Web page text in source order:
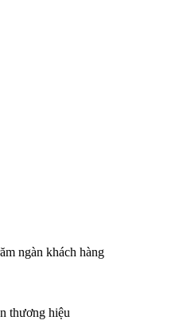
ngàn khách hàng
thương hiệu